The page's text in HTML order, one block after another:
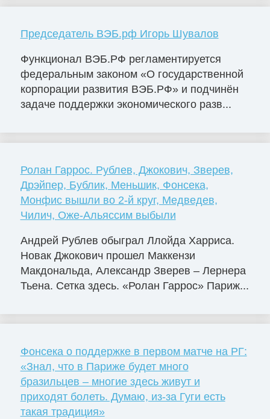
Председатель ВЭБ.рф Игорь Шувалов
Функционал ВЭБ.РФ регламентируется
федеральным законом «О государственной
корпорации развития ВЭБ.РФ» и подчинён
задаче поддержки экономического разв...
Ролан Гаррос. Рублев, Джокович, Зверев,
Дрэйпер, Бублик, Меньшик, Фонсека,
Монфис вышли во 2-й круг, Медведев,
Чилич, Оже-Альяссим выбыли
Андрей Рублев обыграл Ллойда Харриса.
Новак Джокович прошел Маккензи
Макдональда, Александр Зверев – Лернера
Тьена. Сетка здесь. «Ролан Гаррос» Париж...
Фонсека о поддержке в первом матче на РГ:
«Знал, что в Париже будет много
бразильцев – многие здесь живут и
приходят болеть. Думаю, из-за Гуги есть
такая традиция»